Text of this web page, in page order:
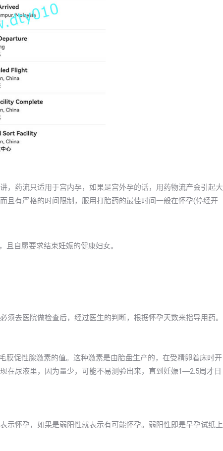
，药流只适用于宫内孕，如果是宫外孕的话，用药物流产会引起大
且有严格的时间限制，服用打胎药的最佳时间一般在怀孕(停经开
且自愿要求结束妊娠的健康妇女。
去医院做检查后，经过医生的判断，根据怀孕天数来指导用药。
膜促性腺激素的值。这种激素是由胎盘生产的，在受精卵着床时开
在尿液里，因为量少，可能不易测验出来，直到妊娠1―2.5周才日
示怀孕，如果是弱阳性就表示有可能怀孕。弱阳性即是早孕试纸上